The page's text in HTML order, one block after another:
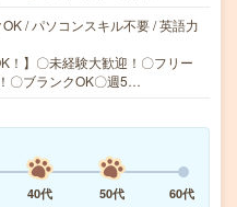
/ パソコンスキル不要 / 英語力
！】〇未経験大歓迎！〇フリー
〇ブランクOK〇週5…
40代 50代 60代